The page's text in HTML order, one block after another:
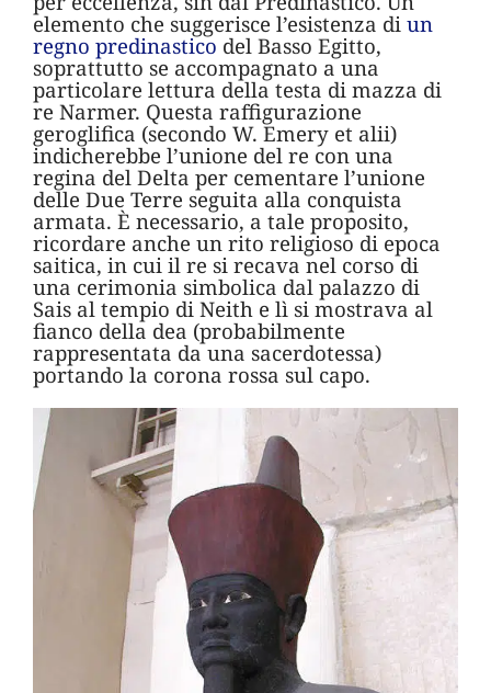
elemento che suggerisce l’esistenza di un
regno predinastico del Basso Egitto,
soprattutto se accompagnato a una
particolare lettura della testa di mazza di
re Narmer. Questa raffigurazione
geroglifica (secondo W. Emery et alii)
indicherebbe l’unione del re con una
regina del Delta per cementare l’unione
delle Due Terre seguita alla conquista
armata. È necessario, a tale proposito,
ricordare anche un rito religioso di epoca
saitica, in cui il re si recava nel corso di
una cerimonia simbolica dal palazzo di
Sais al tempio di Neith e lì si mostrava al
fianco della dea (probabilmente
rappresentata da una sacerdotessa)
portando la corona rossa sul capo.